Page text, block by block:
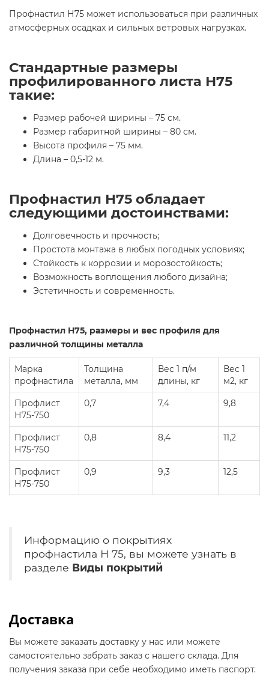
Профнастил Н75 может использоваться при различных
атмосферных осадках и сильных ветровых нагрузках.
Стандартные размеры
профилированного листа Н75
такие:
Размер рабочей ширины – 75 см.
Размер габаритной ширины – 80 см.
Высота профиля – 75 мм.
Длина – 0,5-12 м.
Профнастил Н75 обладает
следующими достоинствами:
Долговечность и прочность;
Простота монтажа в любых погодных условиях;
Стойкость к коррозии и морозостойкость;
Возможность воплощения любого дизайна;
Эстетичность и современность.
Профнастил Н75, размеры и вес профиля для
различной толщины металла
Марка
профнастила
Толщина
металла, мм
Вес 1 п/м
длины, кг
Вес 1
м2, кг
Профлист
Н75-750
0,7 7,4 9,8
Профлист
Н75-750
0,8 8,4 11,2
Профлист
Н75-750
0,9 9,3 12,5
Информацию о покрытиях
профнастила Н 75, вы можете узнать в
разделе Виды покрытий
Доставка
Вы можете заказать доставку у нас или можете
самостоятельно забрать заказ с нашего склада. Для
получения заказа при себе необходимо иметь паспорт.